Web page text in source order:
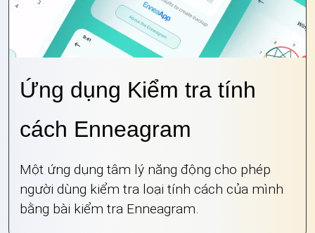
Ứng dụng Kiểm tra tính
cách Enneagram
Một ứng dụng tâm lý năng động cho phép
người dùng kiểm tra loại tính cách của mình
bằng bài kiểm tra Enneagram.